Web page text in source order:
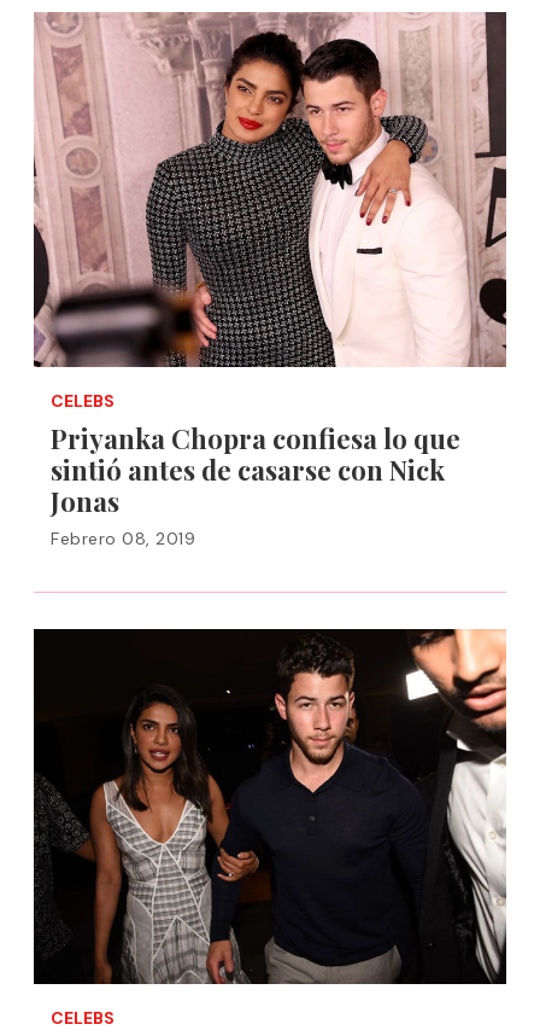
CELEBS
Priyanka Chopra confiesa lo que
sintió antes de casarse con Nick
Jonas
Febrero 08, 2019
CELEBS